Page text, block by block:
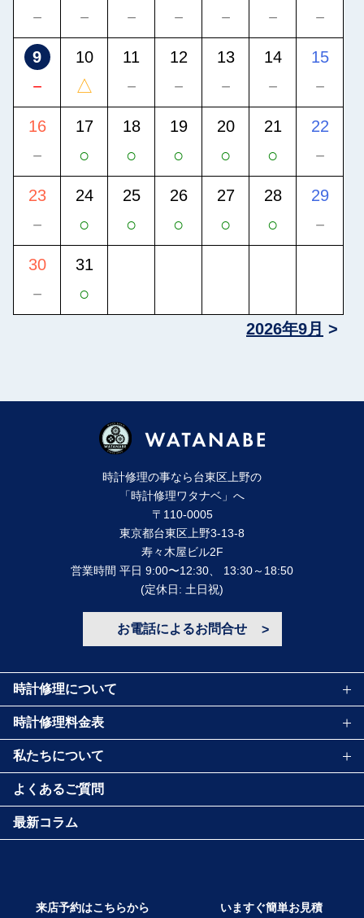
－ － － － － － －
9
－
10
△
11
－
12
－
13
－
14
－
15
－
16
－
17
○
18
○
19
○
20
○
21
○
22
－
23
－
24
○
25
○
26
○
27
○
28
○
29
－
30
－
31
○
2026年9月
時計修理の事なら台東区上野の
「時計修理ワタナベ」へ
〒110-0005
東京都台東区上野3-13-8
寿々⽊屋ビル2F
営業時間 平⽇ 9:00〜12:30、 13:30～18:50
(定休⽇: ⼟⽇祝)
お電話によるお問合せ
時計修理について
時計修理料金表
私たちについて
よくあるご質問
最新コラム
来店予約はこちらから いますぐ簡単お見積